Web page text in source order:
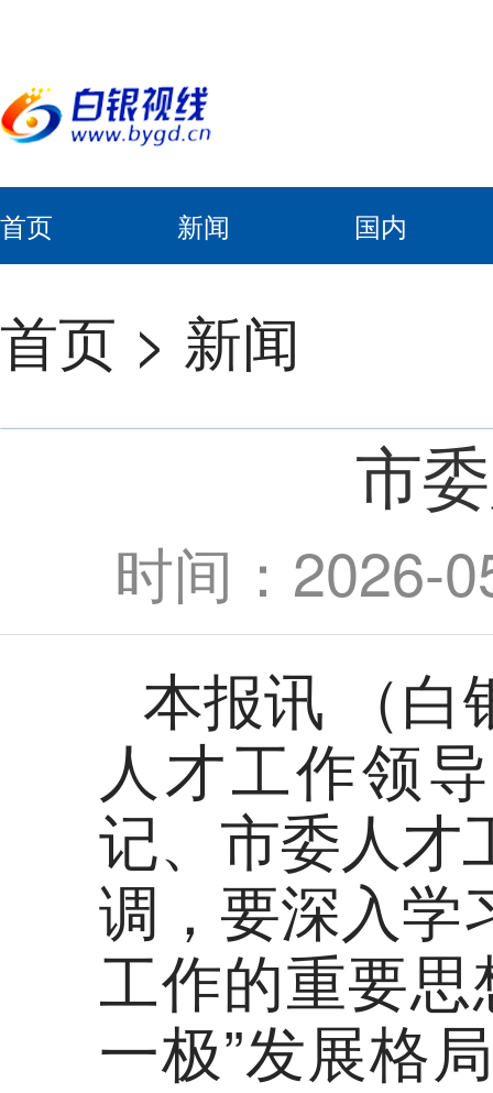
首页 新闻 国内
首页 > 新闻
市
时间：2026-
本报讯 （白
人才工作领
记、市委人才
调，要深入学
工作的重要
一极”发展格